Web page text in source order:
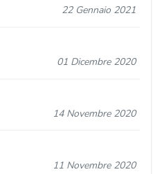
22 Gennaio 2021
01 Dicembre 2020
14 Novembre 2020
11 Novembre 2020